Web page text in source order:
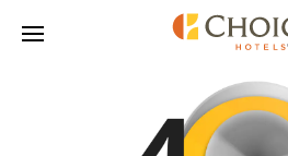
Pasar A Contenido Principal